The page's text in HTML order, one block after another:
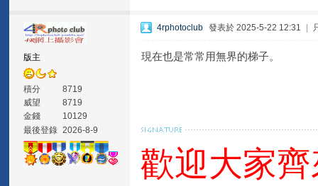
版主
積分
8719
威望
8719
金錢
10129
最後登錄 2026-8-9
4rphotoclub 發表於 2025-5-22 12:31
現在也是常常用無界的梯子。
歡迎大家